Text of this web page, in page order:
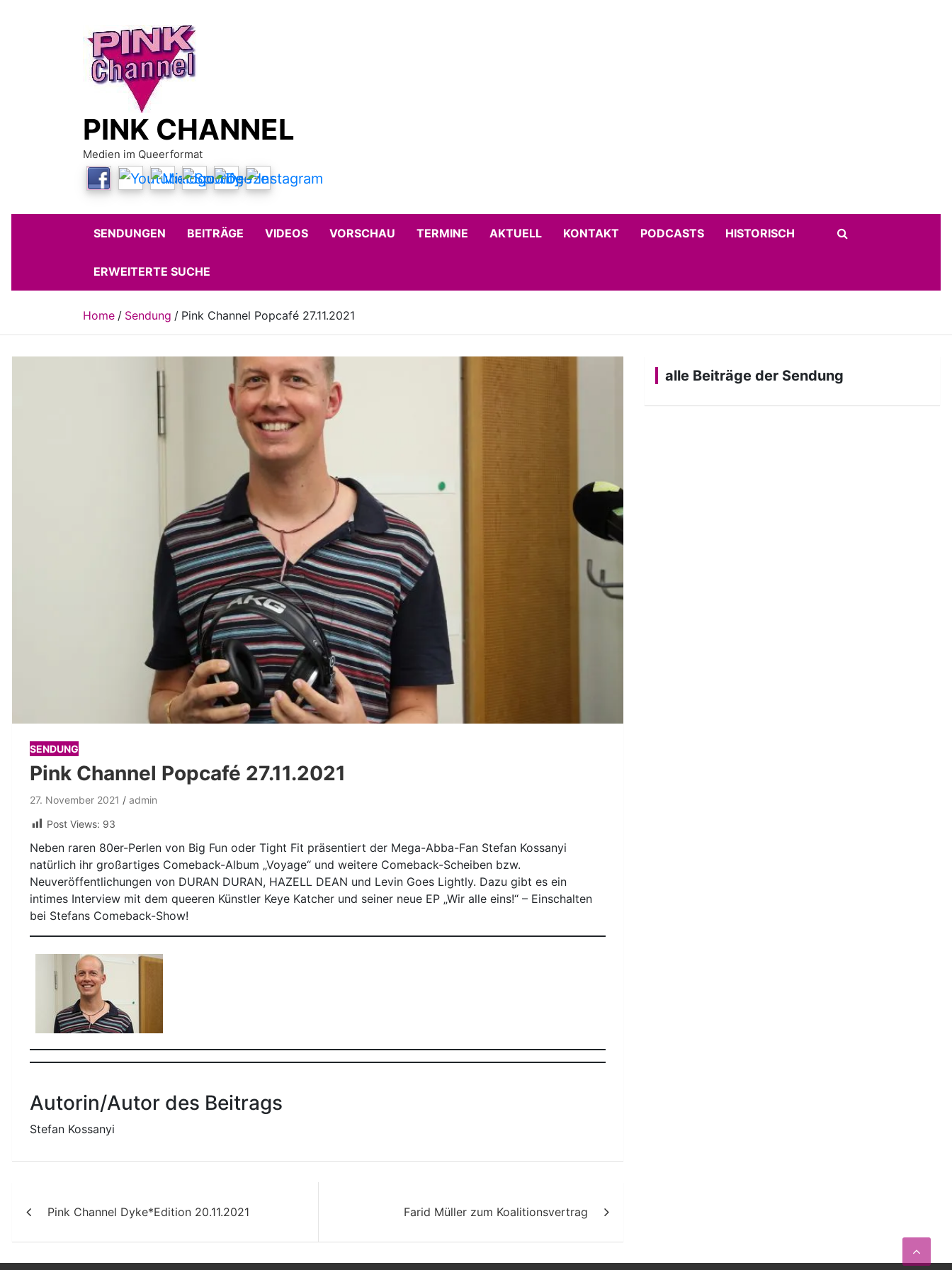
PINK CHANNEL
Medien im Queerformat
SENDUNGEN BEITRÄGE VIDEOS VORSCHAU TERMINE AKTUELL KONTAKT PODCASTS HISTORISCH
ERWEITERTE SUCHE
Home Sendung Pink Channel Popcafé 27.11.2021
SENDUNG
Pink Channel Popcafé 27.11.2021
27. November 2021
admin
Post Views: 93
Neben raren 80er-Perlen von Big Fun oder Tight Fit präsentiert der Mega-Abba-Fan Stefan Kossanyi
natürlich ihr großartiges Comeback-Album „Voyage“ und weitere Comeback-Scheiben bzw.
Neuveröffentlichungen von DURAN DURAN, HAZELL DEAN und Levin Goes Lightly. Dazu gibt es ein
intimes Interview mit dem queeren Künstler Keye Katcher und seiner neue EP „Wir alle eins!“ – Einschalten
bei Stefans Comeback-Show!
Autorin/Autor des Beitrags
Stefan Kossanyi
Pink Channel Dyke*Edition 20.11.2021 Farid Müller zum Koalitionsvertrag
alle Beiträge der Sendung